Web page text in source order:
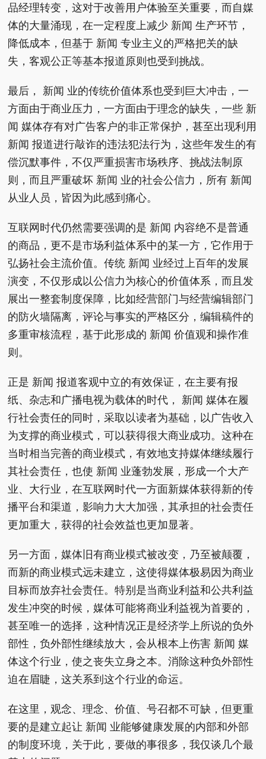
品经理转变，这对于改善用户体验至关重要，而自媒
体的大量涌现，在一定程度上减少 新闻 生产环节，
降低成本，但基于 新闻 专业主义的严格把关的缺
失，客观公正等基本报道原则也受到挑战。
最后， 新闻 业的传统价值体系也受到巨大冲击，一
方面由于商业压力，一方面由于理念的缺失，一些 新
闻 媒体存有对广告客户的非正常保护，甚至出现利用
新闻 报道进行敲诈的违法犯法行为，这些年发生的有
偿沉默事件，不仅严重损害市场秩序、挑战法制原
则，而且严重破坏 新闻 业的社会公信力，所有 新闻
从业人员，皆因为此感到痛心。
互联网时代仍然需要强调的是 新闻 内容绝不是普通
的商品，更不是市场利益体系中的某一方，它作用于
弘扬社会主流价值。传统 新闻 业经过上百年的发展
演变，不仅形成以公信力为核心的价值体系，而且发
展出一整套制度保障，比如经营部门与经营编辑部门
的防火墙隔离，评论与事实的严格区分，编辑稿件的
多重审核流程，基于此形成的 新闻 价值观和操作准
则。
正是 新闻 报道客观中立的有效保证，在主要有报
纸、杂志和广播电视为载体的时代， 新闻 媒体在履
行社会责任的同时，采取以读者为基础，以广告收入
为支撑的商业模式，可以获得很大商业成功。这种在
当时相当完善的商业模式，有效地支持媒体继续履行
其社会责任，也使 新闻 业蓬勃发展，形成一个大产
业、大行业，在互联网时代一方面新媒体获得新的传
播平台和渠道，影响力大大加强，其承担的社会责任
更加重大，获得的社会效益也更加显著。
另一方面，媒体旧有商业模式被改变，乃至被颠覆，
而新的商业模式远未建立，这使得媒体极易因为商业
目标而放弃社会责任。特别是当商业利益和公共利益
发生冲突的时候，媒体可能将商业利益视为首要的，
甚至唯一的选择，这种情况正是经济学上所说的负外
部性，负外部性继续放大，会从根本上伤害 新闻 媒
体这个行业，使之丧失立身之本。消除这种负外部性
迫在眉睫，这关系到这个行业的命运。
在这里，观念、理念、价值、号召都不可缺，但更重
要的是建立起让 新闻 业能够健康发展的内部和外部
的制度环境，关于此，要做的事很多，我仅谈几个最